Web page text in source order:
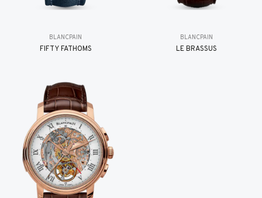
BLANCPAIN
FIFTY FATHOMS
BLANCPAIN
LE BRASSUS